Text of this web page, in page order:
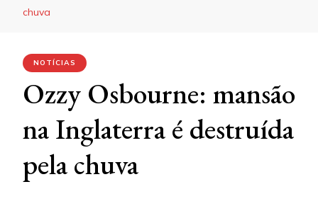
chuva
NOTÍCIAS
Ozzy Osbourne: mansão
na Inglaterra é destruída
pela chuva